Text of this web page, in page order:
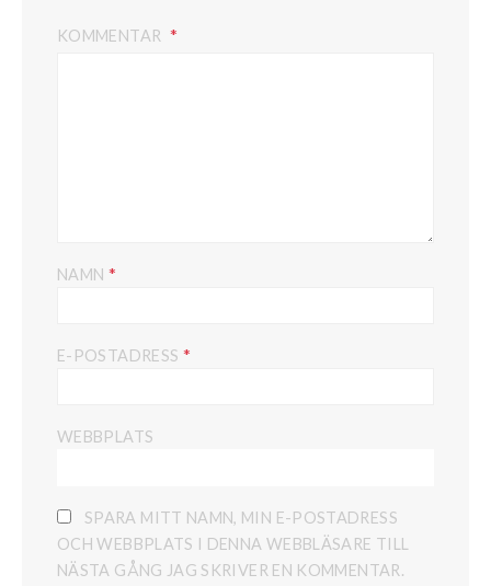
KOMMENTAR
NAMN *
E-POSTADRESS *
WEBBPLATS
SPARA MITT NAMN, MIN E-POSTADRESS
OCH WEBBPLATS I DENNA WEBBLÄSARE TILL
NÄSTA GÅNG JAG SKRIVER EN KOMMENTAR.